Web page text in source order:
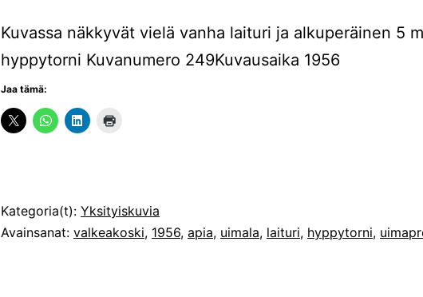
Kuvassa näkkyvät vielä vanha laituri ja alkuperäinen 5
hyppytorni Kuvanumero 249Kuvausaika 1956
Jaa tämä:
Julkaistu
Kategoria(t): Yksityiskuvia
Avainsanat: valkeakoski, 1956, apia, uimala, laituri, hyppytorni,